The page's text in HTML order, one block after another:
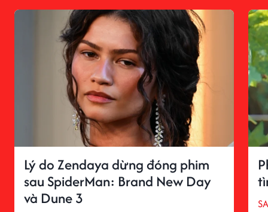
Lý do Zendaya dừng đóng phim
sau SpiderMan: Brand New Day
và Dune 3